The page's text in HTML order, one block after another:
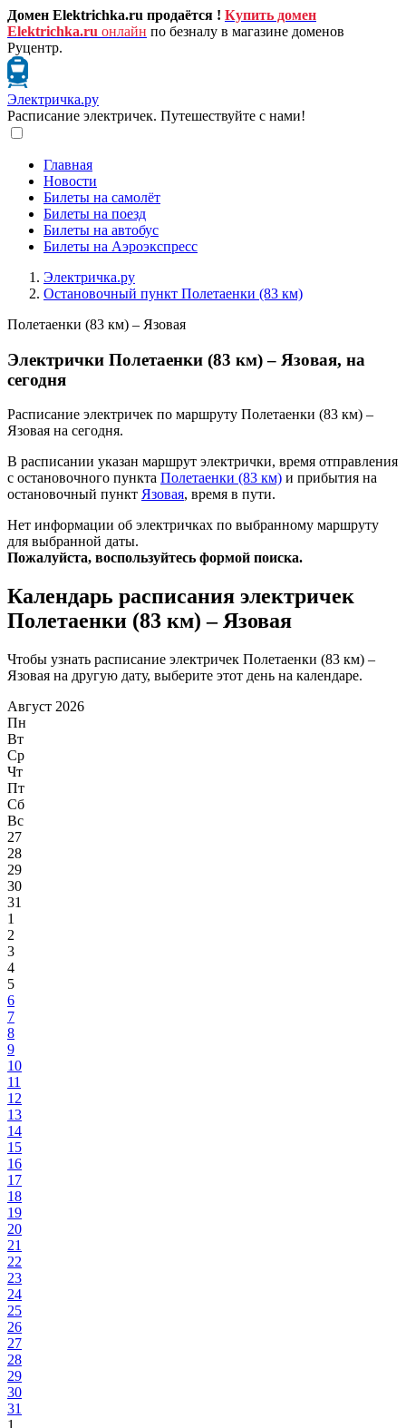
Домен Elektrichka.ru продаётся ! Купить домен
Elektrichka.ru онлайн по безналу в магазине доменов
Руцентр.
Электричка.ру
Расписание электричек. Путешествуйте с нами!
Главная
Новости
Билеты на самолёт
Билеты на поезд
Билеты на автобус
Билеты на Аэроэкспресс
Электричка.ру
Остановочный пункт Полетаенки (83 км)
Полетаенки (83 км) – Язовая
Электрички Полетаенки (83 км) – Язовая, на
сегодня
Расписание электричек по маршруту Полетаенки (83 км) –
Язовая на сегодня.
В расписании указан маршрут электрички, время отправления
с остановочного пункта Полетаенки (83 км) и прибытия на
остановочный пункт Язовая, время в пути.
Нет информации об электричках по выбранному маршруту
для выбранной даты.
Пожалуйста, воспользуйтесь формой поиска.
Календарь расписания электричек
Полетаенки (83 км) – Язовая
Чтобы узнать расписание электричек Полетаенки (83 км) –
Язовая на другую дату, выберите этот день на календаре.
Август 2026
Пн
Вт
Ср
Чт
Пт
Сб
Вс
27
28
29
30
31
1
2
3
4
5
6
7
8
9
10
11
12
13
14
15
16
17
18
19
20
21
22
23
24
25
26
27
28
29
30
31